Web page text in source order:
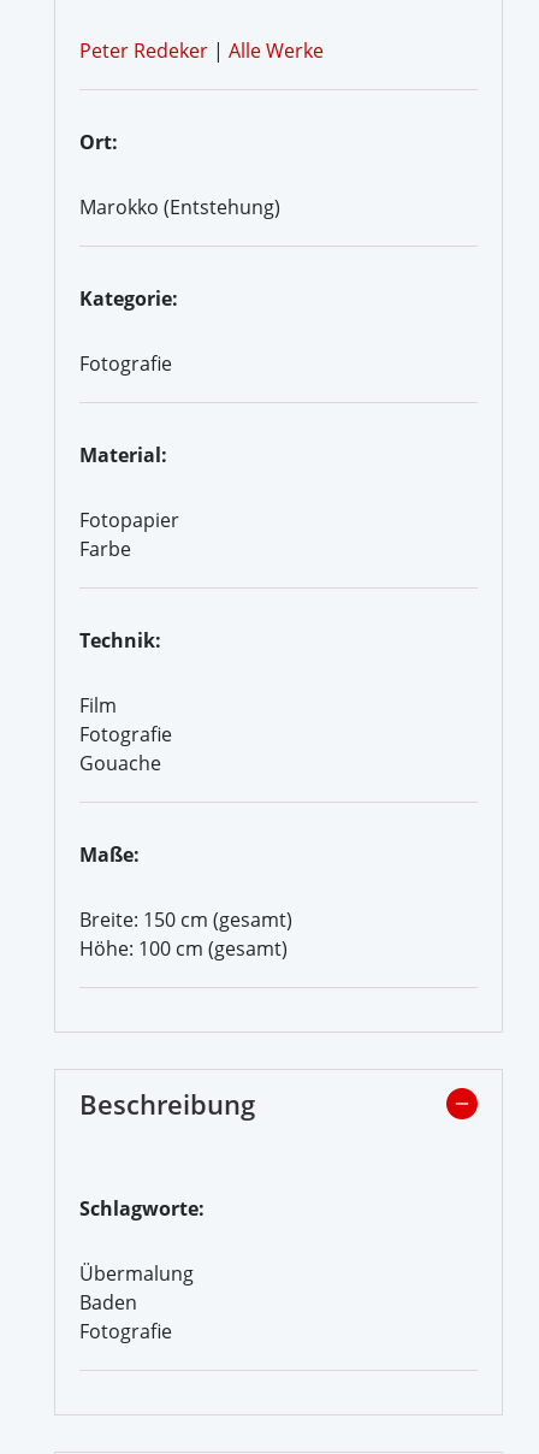
Peter Redeker | Alle Werke
Ort:
Marokko (Entstehung)
Kategorie:
Fotografie
Material:
Fotopapier
Farbe
Technik:
Film
Fotografie
Gouache
Maße:
Breite: 150 cm (gesamt)
Höhe: 100 cm (gesamt)
Beschreibung
Schlagworte:
Übermalung
Baden
Fotografie